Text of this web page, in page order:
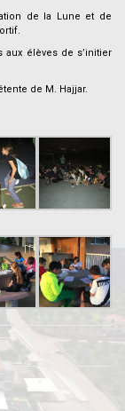
de la Lune et de
élèves de s’initier
de M. Hajjar.